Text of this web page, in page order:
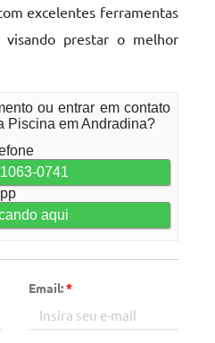
excelentes ferramentas
prestar o melhor
ou entrar em contato
Piscina em Andradina?
0741
aqui
Email:*